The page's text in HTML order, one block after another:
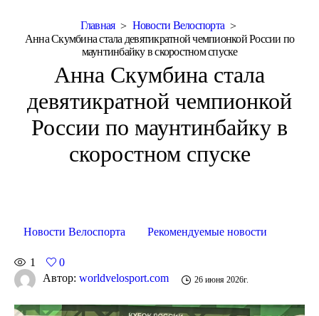
Главная
Новости Велоспорта
Анна Скумбина стала девятикратной чемпионкой России по
маунтинбайку в скоростном спуске
Анна Скумбина стала
девятикратной чемпионкой
России по маунтинбайку в
скоростном спуске
Новости Велоспорта Рекомендуемые новости
1
0
Автор: worldvelosport.com 26 июня 2026г.